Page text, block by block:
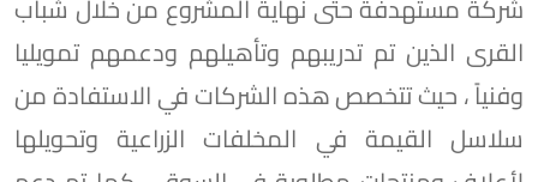
شركة مستهدفة حتى نهاية المشروع من خلال شباب
القرى الذين تم تدريبهم وتأهيلهم ودعمهم تمويليا
وفنياً ، حيث تتخصص هذه الشركات في الاستفادة من
سلاسل القيمة في المخلفات الزراعية وتحويلها